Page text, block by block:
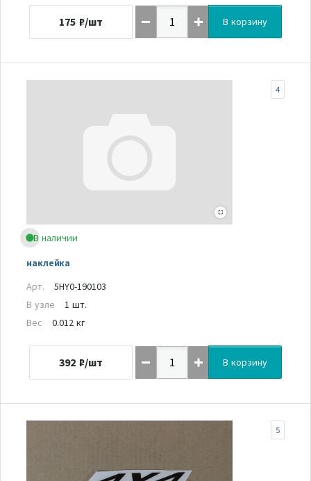
175 ₽/шт В корзину
В наличии
наклейка
4
Арт.
5HY0-190103
В узле
1 шт.
Вес
0.012 кг
392 ₽/шт В корзину
5